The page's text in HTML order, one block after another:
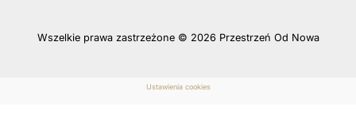
Wszelkie prawa zastrzeżone © 2026 Przestrzeń Od Nowa
Ustawienia cookies